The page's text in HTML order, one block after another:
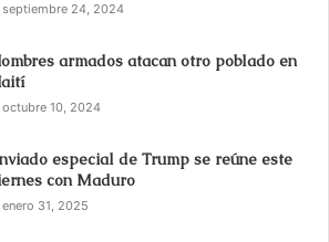
septiembre 24, 2024
armados atacan otro poblado en
octubre 10, 2024
especial de Trump se reúne este
con Maduro
enero 31, 2025